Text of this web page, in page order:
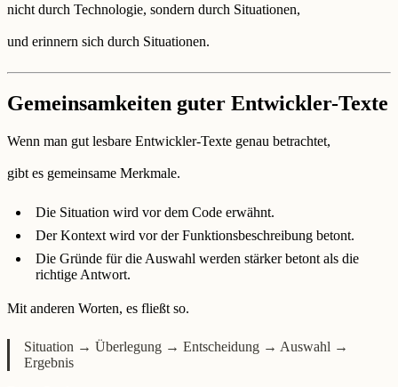
nicht durch Technologie, sondern durch Situationen,
und erinnern sich durch Situationen.
Gemeinsamkeiten guter Entwickler-Texte
Wenn man gut lesbare Entwickler-Texte genau betrachtet,
gibt es gemeinsame Merkmale.
Die Situation wird vor dem Code erwähnt.
Der Kontext wird vor der Funktionsbeschreibung betont.
Die Gründe für die Auswahl werden stärker betont als die
richtige Antwort.
Mit anderen Worten, es fließt so.
Situation → Überlegung → Entscheidung → Auswahl →
Ergebnis